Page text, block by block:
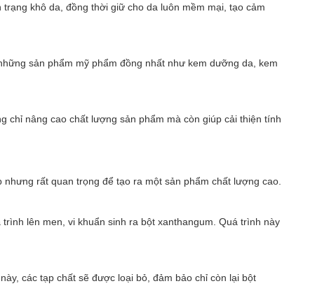
khô da, đồng thời giữ cho da luôn mềm mại, tạo cảm
sản phẩm mỹ phẩm đồng nhất như kem dưỡng da, kem
chỉ nâng cao chất lượng sản phẩm mà còn giúp cải thiện tính
rất quan trọng để tạo ra một sản phẩm chất lượng cao.
lên men, vi khuẩn sinh ra bột xanthangum. Quá trình này
các tạp chất sẽ được loại bỏ, đảm bảo chỉ còn lại bột